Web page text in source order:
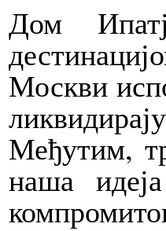
Дом
Москви
Међутим,
наша